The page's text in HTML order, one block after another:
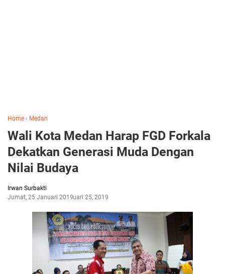
Home › Medan
Wali Kota Medan Harap FGD Forkala
Dekatkan Generasi Muda Dengan
Nilai Budaya
Irwan Surbakti
Jumat, 25 Januari 2019Januari 25, 2019